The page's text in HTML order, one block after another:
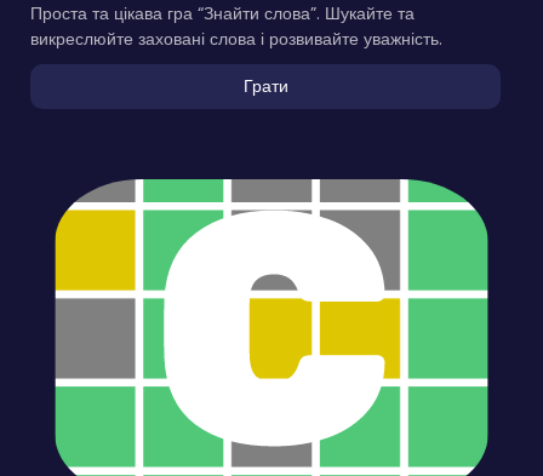
Проста та цікава гра “Знайти слова”. Шукайте та
викреслюйте заховані слова і розвивайте уважність.
Грати